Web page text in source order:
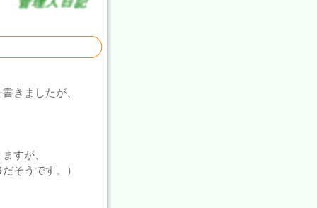
きましたが、
すが、
そうです。）